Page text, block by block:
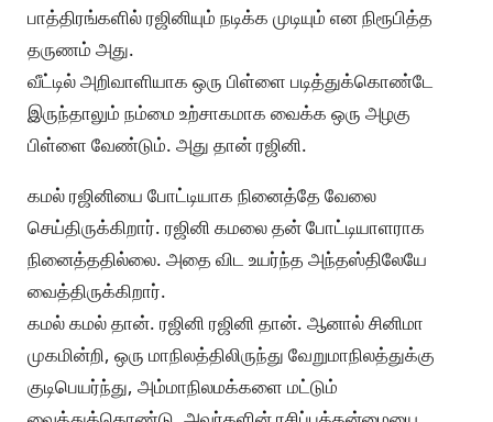
பாத்திரங்களில் ரஜினியும் நடிக்க முடியும் என நிரூபித்த
தருணம் அது.
வீட்டில் அறிவாளியாக ஒரு பிள்ளை படித்துக்கொண்டே
இருந்தாலும் நம்மை உற்சாகமாக வைக்க ஒரு அழகு
பிள்ளை வேண்டும். அது தான் ரஜினி.
கமல் ரஜினியை போட்டியாக நினைத்தே வேலை
செய்திருக்கிறார். ரஜினி கமலை தன் போட்டியாளராக
நினைத்ததில்லை. அதை விட உயர்ந்த அந்தஸ்திலேயே
வைத்திருக்கிறார்.
கமல் கமல் தான். ரஜினி ரஜினி தான். ஆனால் சினிமா
முகமின்றி, ஒரு மாநிலத்திலிருந்து வேறுமாநிலத்துக்கு
குடிபெயர்ந்து, அம்மாநிலமக்களை மட்டும்